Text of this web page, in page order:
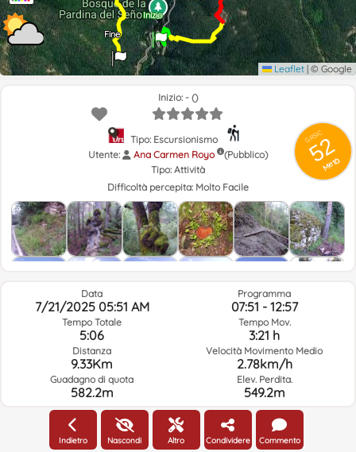
Inizio
Fine
Leaflet | © Google
GRSIC
52
Metà
Inizio: - ()
Tipo: Escursionismo
Utente:
Ana Carmen Royo
(Pubblico)
Tipo: Attività
Difficoltà percepita: Molto Facile
Data
7/21/2025 05:51 AM
Tempo Totale
5:06
Distanza
9.33Km
Guadagno di quota
582.2m
Programma
07:51 - 12:57
Tempo Mov.
3:21 h
Velocità Movimento Medio
2.78km/h
Elev. Perdita.
549.2m
Meteo Del Giorno Del Percorso E Orario Selezionato
Indietro Nascondi Altro Condividere Commento